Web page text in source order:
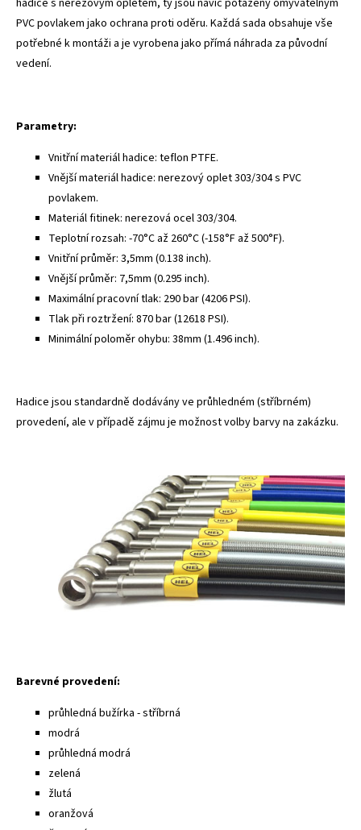
PVC povlakem jako ochrana proti oděru. Každá sada obsahuje vše
potřebné k montáži a je vyrobena jako přímá náhrada za původní
vedení.
Parametry:
Vnitřní materiál hadice: teflon PTFE.
Vnější materiál hadice: nerezový oplet 303/304 s PVC
povlakem.
Materiál fitinek: nerezová ocel 303/304.
Teplotní rozsah: -70°C až 260°C (-158°F až 500°F).
Vnitřní průměr: 3,5mm (0.138 inch).
Vnější průměr: 7,5mm (0.295 inch).
Maximální pracovní tlak: 290 bar (4206 PSI).
Tlak při roztržení: 870 bar (12618 PSI).
Minimální poloměr ohybu: 38mm (1.496 inch).
Hadice jsou standardně dodávány ve průhledném (stříbrném)
provedení, ale v případě zájmu je možnost volby barvy na zakázku.
Barevné provedení:
průhledná bužírka - stříbrná
modrá
průhledná modrá
zelená
žlutá
oranžová